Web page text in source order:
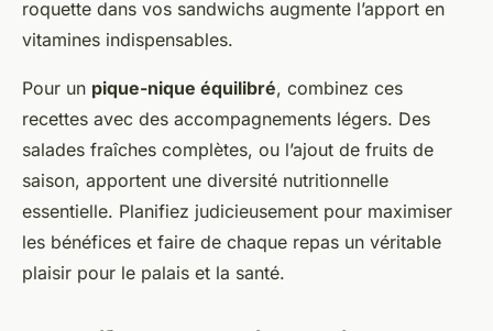
roquette dans vos sandwichs augmente l’apport en
vitamines indispensables.
Pour un pique-nique équilibré, combinez ces
recettes avec des accompagnements légers. Des
salades fraîches complètes, ou l’ajout de fruits de
saison, apportent une diversité nutritionnelle
essentielle. Planifiez judicieusement pour maximiser
les bénéfices et faire de chaque repas un véritable
plaisir pour le palais et la santé.